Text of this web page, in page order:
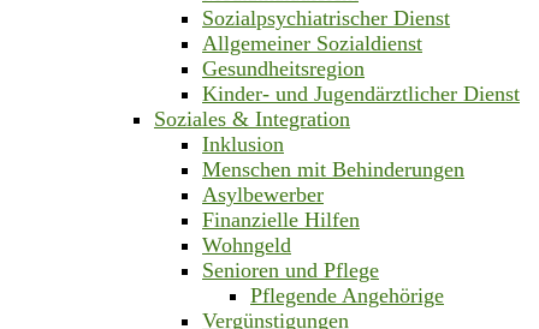
Sozialpsychiatrischer Dienst
Allgemeiner Sozialdienst
Gesundheitsregion
Kinder- und Jugendärztlicher Dienst
Soziales & Integration
Inklusion
Menschen mit Behinderungen
Asylbewerber
Finanzielle Hilfen
Wohngeld
Senioren und Pflege
Pflegende Angehörige
Vergünstigungen